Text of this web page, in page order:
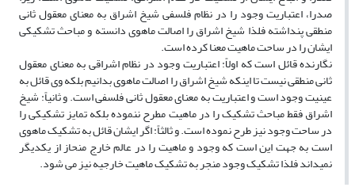
صدرا، اعتباریت وجود را در نظام فلسفی شیخ اشراق به معنای معقول ثانی
منطقی پنداشته فلذا شیخ اشراق را اصالت ماهوی دانسته و مباحث تشکیکی
ایشان را در ساحت ماهیت معنا کرده است.
نگارنده قائل است که اولاً: اعتباریت وجود در نظام اشراقی به معنای معقول
ثانی منطقی نیست تا اینکه شیخ اشراق را اصالت ماهوی بدانیم بلکه وی قائل به
عینیت وجود است و اعتباریت به معنای معقول ثانی فلسفی است. و ثانیاً: شیخ
اشراق فقط مباحث تشکیک را در ماهیت مطرح ننموده بلکه تمایز تشکیکی را
در ساحت وجود نیز طرح نموده است. و ثالثاً: اگر ایشان قائل به تشکیک ماهوی
است به جهت این است که وجود و ماهیت را در عالم خارج منحاز از یکدیگر
نمیداند فلذا تشکیک وجود منجر به تشکیک ماهیت خارجیه نیز می شود.